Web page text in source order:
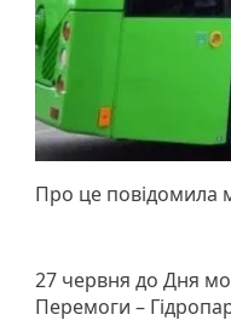
Про це повідомила
27 червня до Дня
Перемоги –